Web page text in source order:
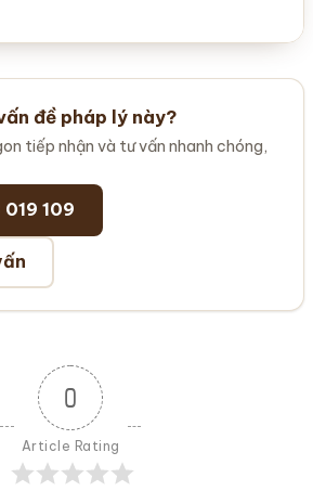
đề pháp lý này?
tiếp nhận và tư vấn nhanh chóng,
109
0
Article Rating